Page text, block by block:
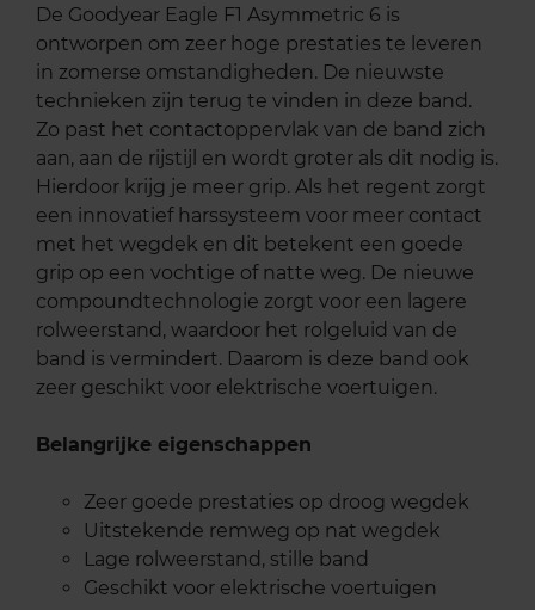
De Goodyear Eagle F1 Asymmetric 6 is
ontworpen om zeer hoge prestaties te leveren
in zomerse omstandigheden. De nieuwste
technieken zijn terug te vinden in deze band.
Zo past het contactoppervlak van de band zich
aan, aan de rijstijl en wordt groter als dit nodig is.
Hierdoor krijg je meer grip. Als het regent zorgt
een innovatief harssysteem voor meer contact
met het wegdek en dit betekent een goede
grip op een vochtige of natte weg. De nieuwe
compoundtechnologie zorgt voor een lagere
rolweerstand, waardoor het rolgeluid van de
band is vermindert. Daarom is deze band ook
zeer geschikt voor elektrische voertuigen.
Belangrijke eigenschappen
Zeer goede prestaties op droog wegdek
Uitstekende remweg op nat wegdek
Lage rolweerstand, stille band
Geschikt voor elektrische voertuigen